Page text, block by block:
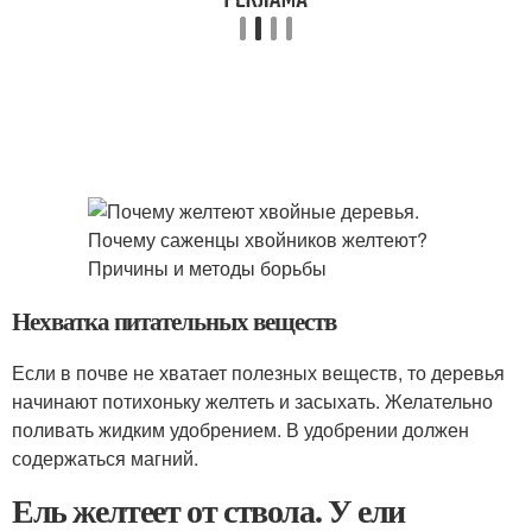
Нехватка питательных веществ
Если в почве не хватает полезных веществ, то деревья
начинают потихоньку желтеть и засыхать. Желательно
поливать жидким удобрением. В удобрении должен
содержаться магний.
Ель желтеет от ствола. У ели